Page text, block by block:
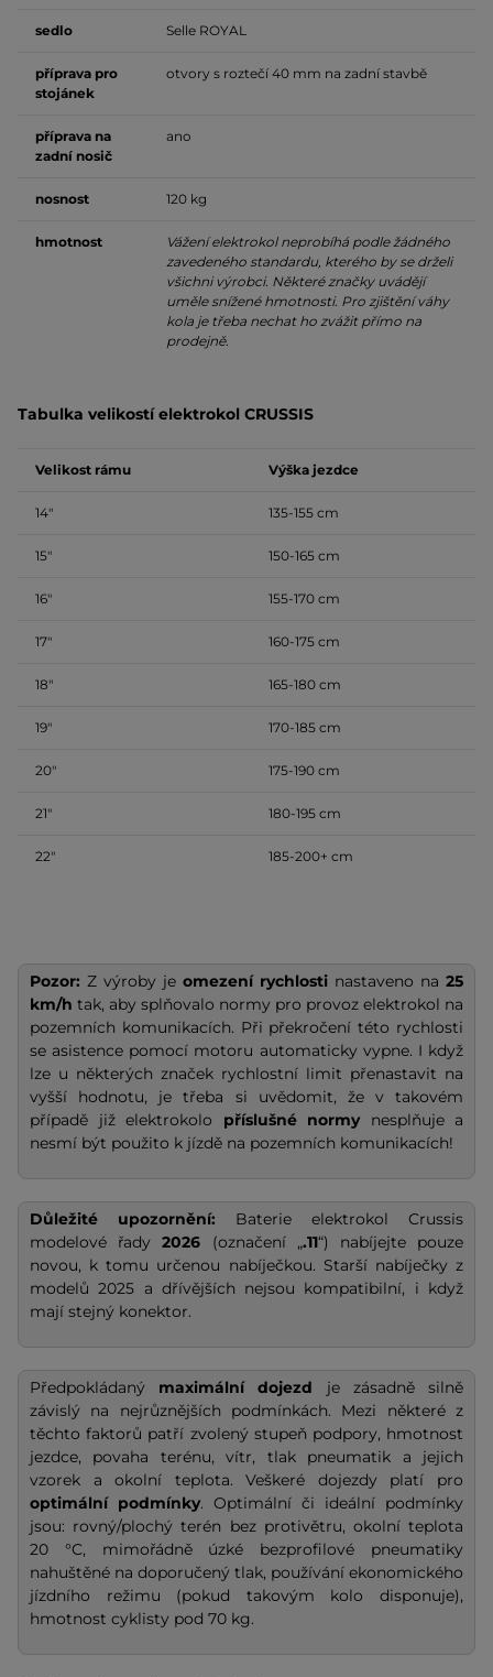
sedlo Selle ROYAL
příprava pro
stojánek
otvory s roztečí 40 mm na zadní stavbě
příprava na
zadní nosič
ano
nosnost 120 kg
hmotnost
Vážení elektrokol neprobíhá podle žádného
zavedeného standardu, kterého by se drželi
všichni výrobci. Některé značky uvádějí
uměle snížené hmotnosti. Pro zjištění váhy
kola je třeba nechat ho zvážit přímo na
prodejně.
Tabulka velikostí elektrokol CRUSSIS
Velikost rámu Výška jezdce
14″ 135-155 cm
15″ 150-165 cm
16″ 155-170 cm
17″ 160-175 cm
18″ 165-180 cm
19″ 170-185 cm
20″ 175-190 cm
21″ 180-195 cm
22″ 185-200+ cm
Pozor: Z výroby je omezení rychlosti nastaveno na 25
km/h tak, aby splňovalo normy pro provoz elektrokol na
pozemních komunikacích. Při překročení této rychlosti
se asistence pomocí motoru automaticky vypne. I když
lze u některých značek rychlostní limit přenastavit na
vyšší hodnotu, je třeba si uvědomit, že v takovém
případě již elektrokolo příslušné normynesplňuje a
nesmí být použito k jízdě na pozemních komunikacích!
Důležité upozornění: Baterie elektrokol Crussis
modelové řady2026 (označení „.11“) nabíjejte pouze
novou, k tomu určenou nabíječkou. Starší nabíječky z
modelů 2025 a dřívějších nejsou kompatibilní, i když
mají stejný konektor.
Předpokládaný maximální dojezd je zásadně silně
závislý na nejrůznějších podmínkách. Mezi některé z
těchto faktorů patří zvolený stupeň podpory, hmotnost
jezdce, povaha terénu, vítr, tlak pneumatik a jejich
vzorek a okolní teplota. Veškeré dojezdy platí pro
optimální podmínky. Optimální či ideální podmínky
jsou: rovný/plochý terén bez protivětru, okolní teplota
20 °C, mimořádně úzké bezprofilové pneumatiky
nahuštěné na doporučený tlak, používání ekonomického
jízdního režimu (pokud takovým kolo disponuje),
hmotnost cyklisty pod 70 kg.